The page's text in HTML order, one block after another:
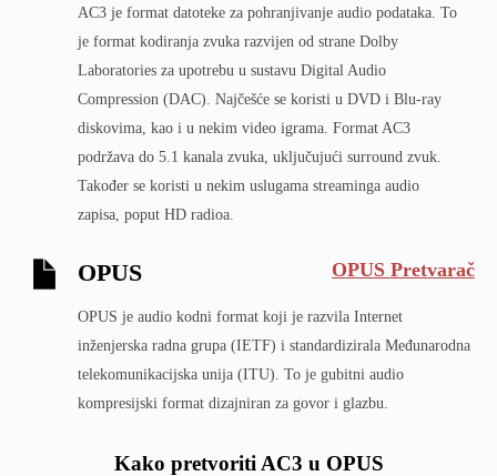
AC3 je format datoteke za pohranjivanje audio podataka. To
je format kodiranja zvuka razvijen od strane Dolby
Laboratories za upotrebu u sustavu Digital Audio
Compression (DAC). Najčešće se koristi u DVD i Blu-ray
diskovima, kao i u nekim video igrama. Format AC3
podržava do 5.1 kanala zvuka, uključujući surround zvuk.
Također se koristi u nekim uslugama streaminga audio
zapisa, poput HD radioa.
OPUS OPUS Pretvarač
OPUS je audio kodni format koji je razvila Internet
inženjerska radna grupa (IETF) i standardizirala Međunarodna
telekomunikacijska unija (ITU). To je gubitni audio
kompresijski format dizajniran za govor i glazbu.
Kako pretvoriti AC3 u OPUS